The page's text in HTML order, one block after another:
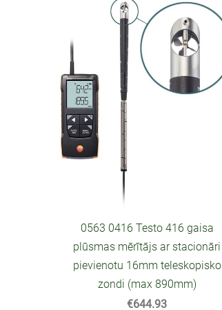
0563 0416 Testo 416 gaisa
plūsmas mērītājs ar stacionāri
pievienotu 16mm teleskopisko
zondi (max 890mm)
€644.93